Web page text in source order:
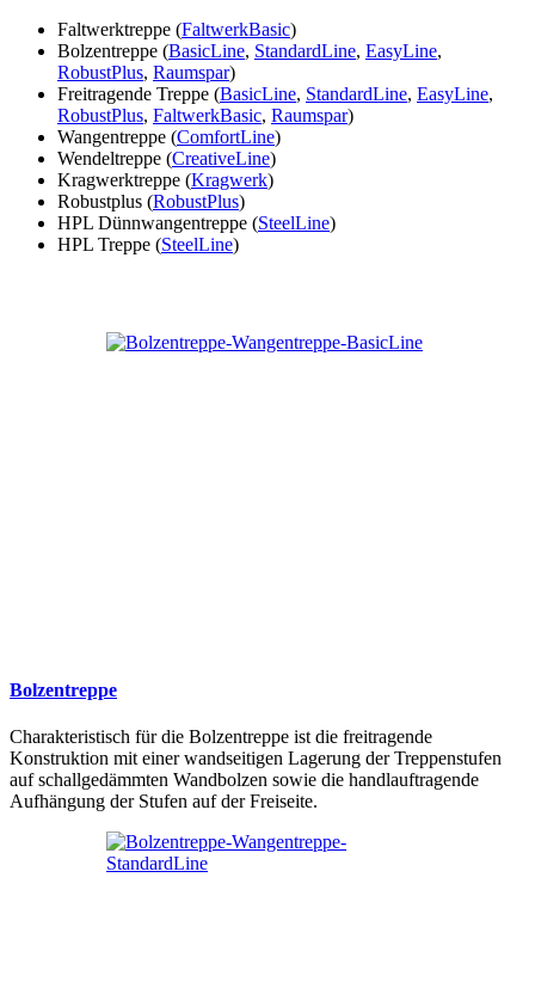
Faltwerktreppe (FaltwerkBasic)
Bolzentreppe (BasicLine, StandardLine, EasyLine,
RobustPlus, Raumspar)
Freitragende Treppe (BasicLine, StandardLine, EasyLine,
RobustPlus, FaltwerkBasic, Raumspar)
Wangentreppe (ComfortLine)
Wendeltreppe (CreativeLine)
Kragwerktreppe (Kragwerk)
Robustplus (RobustPlus)
HPL Dünnwangentreppe (SteelLine)
HPL Treppe (SteelLine)
Bolzentreppe
Charakteristisch für die Bolzentreppe ist die freitragende
Konstruktion mit einer wandseitigen Lagerung der Treppenstufen
auf schallgedämmten Wandbolzen sowie die handlauftragende
Aufhängung der Stufen auf der Freiseite.